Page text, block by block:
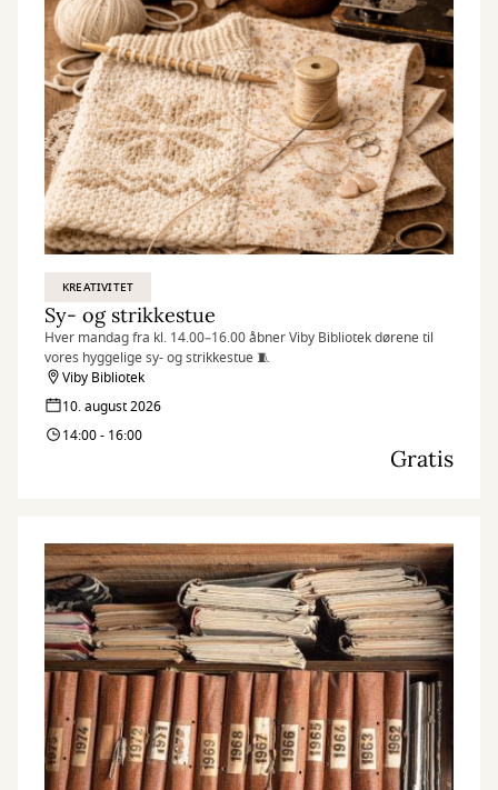
KREATIVITET
Sy- og strikkestue
Hver mandag fra kl. 14.00–16.00 åbner Viby Bibliotek dørene til
vores hyggelige sy- og strikkestue 🧵
Viby Bibliotek
10. august 2026
14:00 - 16:00
Gratis